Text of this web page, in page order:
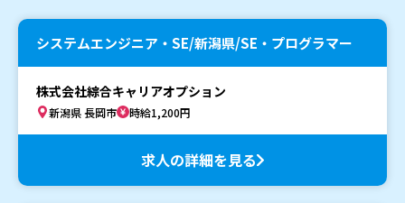
システムエンジニア・SE/新潟県/SE・プログラマー
株式会社綜合キャリアオプション
新潟県 長岡市 時給1,200円
求人の詳細を見る